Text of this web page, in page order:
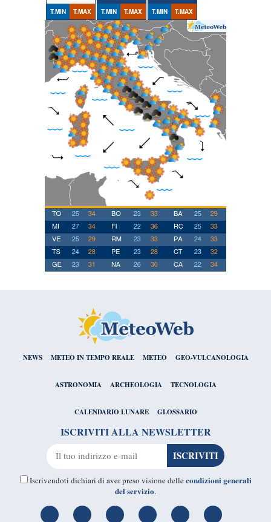
T.MIN T.MAX T.MIN T.MAX T.MIN T.MAX
NEWS METEO IN TEMPO REALE METEO GEO-VULCANOLOGIA
ASTRONOMIA ARCHEOLOGIA TECNOLOGIA
CALENDARIO LUNARE GLOSSARIO
ISCRIVITI ALLA NEWSLETTER
Iscrivendoti dichiari di aver preso visione dellecondizioni generali
del servizio.